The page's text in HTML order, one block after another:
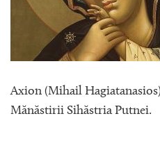
Axion (Mihail
Mănăstirii Sihăstria Putnei.